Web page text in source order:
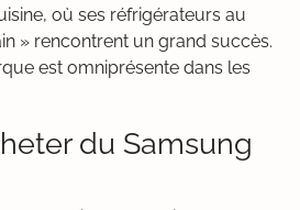
où ses réfrigérateurs au
» rencontrent un grand succès.
est omniprésente dans les
du Samsung